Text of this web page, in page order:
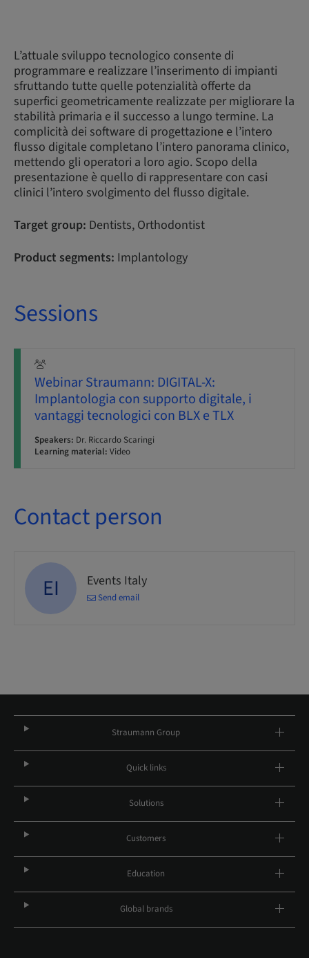
L’attuale sviluppo tecnologico consente di
programmare e realizzare l’inserimento di impianti
sfruttando tutte quelle potenzialità offerte da
superfici geometricamente realizzate per migliorare la
stabilità primaria e il successo a lungo termine. La
complicità dei software di progettazione e l’intero
flusso digitale completano l’intero panorama clinico,
mettendo gli operatori a loro agio. Scopo della
presentazione è quello di rappresentare con casi
clinici l’intero svolgimento del flusso digitale.
Target group: Dentists, Orthodontist
Product segments: Implantology
Sessions
Webinar Straumann: DIGITAL-X:
Implantologia con supporto digitale, i
vantaggi tecnologici con BLX e TLX
Speakers: Dr. Riccardo Scaringi
Learning material: Video
Contact person
EI Events Italy
Send email
Straumann Group
Quick links
Solutions
Customers
Education
Global brands